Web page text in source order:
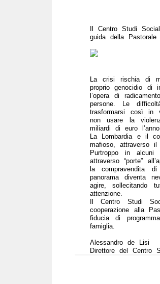
Il Centro Studi
guida della
La crisi rischia di
proprio genocidio di
l’opera di
persone. Le
trasformarsi così in
non usare la
miliardi di euro
La Lombardia e il
mafioso, attraverso
Purtroppo in
attraverso “porte”
la compravendita
panorama diventa
agire, sollecitando
attenzione.
Il Centro Studi
cooperazione alla
fiducia di
famiglia.
Alessandro de Lisi
Direttore del Centro